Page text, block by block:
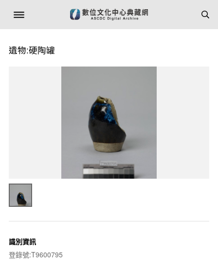
遺物:硬陶罐
識別資訊
登錄號:T9600795